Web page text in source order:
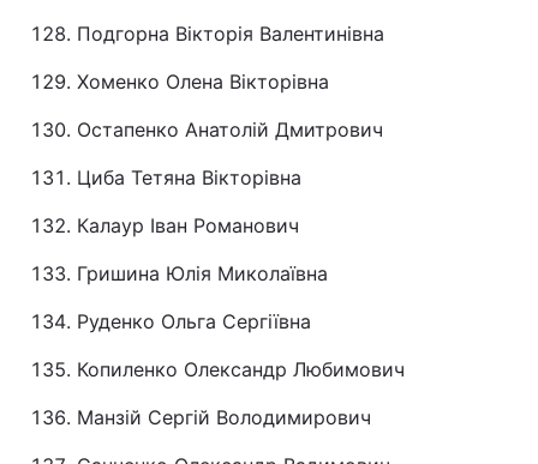
Подгорна Вікторія Валентинівна
Хоменко Олена Вікторівна
Остапенко Анатолій Дмитрович
Циба Тетяна Вікторівна
Калаур Іван Романович
Гришина Юлія Миколаївна
Руденко Ольга Сергіївна
Копиленко Олександр Любимович
Манзій Сергій Володимирович